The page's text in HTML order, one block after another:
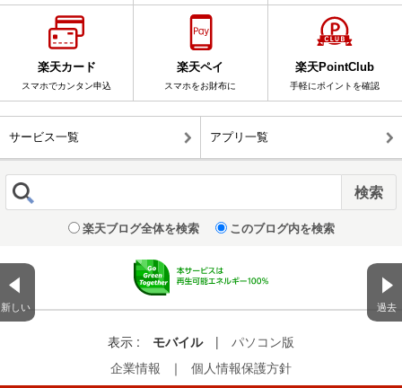
新しい 過去
楽天カード
スマホでカンタン申込
楽天ペイ
スマホをお財布に
楽天PointClub
手軽にポイントを確認
サービス一覧 アプリ一覧
楽天ブログ全体を検索 このブログ内を検索
表示 : モバイル |
パソコン版
企業情報
｜ 個人情報保護方針